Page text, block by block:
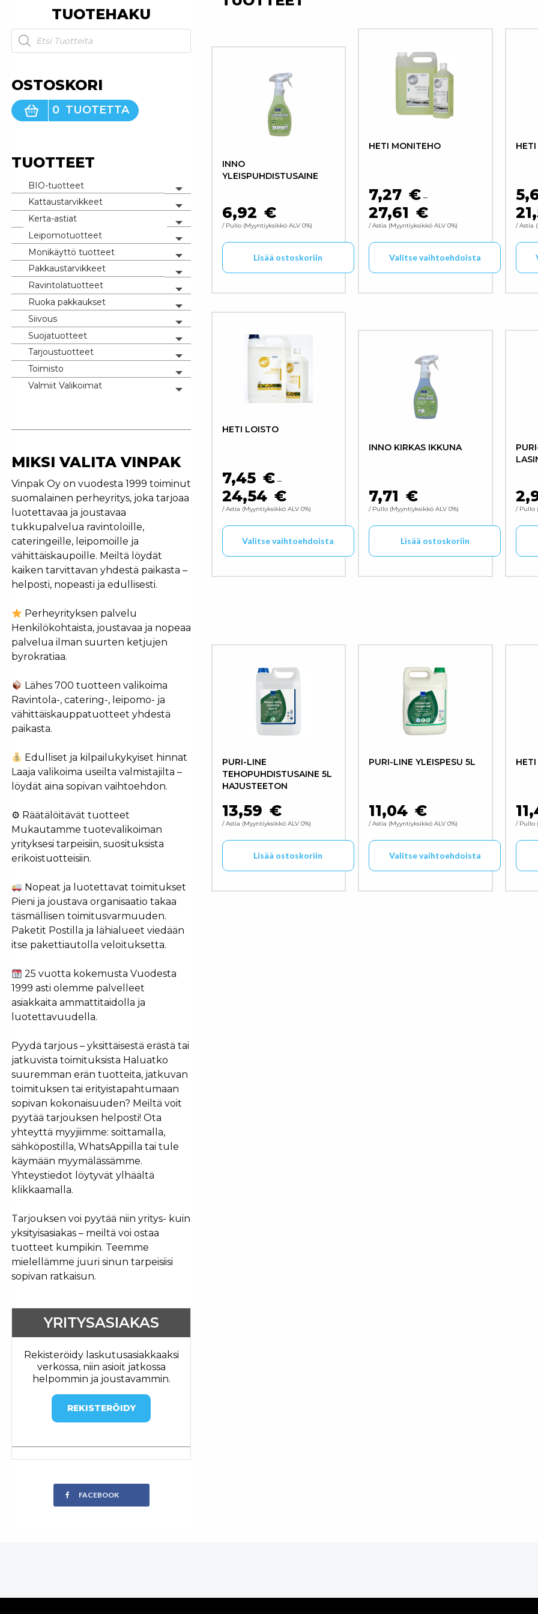
TUOTEHAKU
Products search
OSTOSKORI
0 TUOTETTA
TUOTTEET
BIO-tuotteet
Toggle menu
Kattaustarvikkeet
Toggle menu
Kerta-astiat
Toggle menu
Leipomotuotteet
Toggle menu
Monikäyttö tuotteet
Toggle menu
Pakkaustarvikkeet
Toggle menu
Ravintolatuotteet
Toggle menu
Ruoka pakkaukset
Toggle menu
Siivous
Toggle menu
Suojatuotteet
Toggle menu
Tarjoustuotteet
Toggle menu
Toimisto
Toggle menu
Valmiit Valikoimat
Toggle menu
MIKSI VALITA VINPAK
Vinpak Oy on vuodesta 1999 toiminut
suomalainen perheyritys, joka tarjoaa
luotettavaa ja joustavaa
tukkupalvelua ravintoloille,
cateringeille, leipomoille ja
vähittäiskaupoille. Meiltä löydät
kaiken tarvittavan yhdestä paikasta –
helposti, nopeasti ja edullisesti.
Perheyrityksen palvelu
Henkilökohtaista, joustavaa ja nopeaa
palvelua ilman suurten ketjujen
byrokratiaa.
Lähes 700 tuotteen valikoima
Ravintola-, catering-, leipomo- ja
vähittäiskauppatuotteet yhdestä
paikasta.
Edulliset ja kilpailukykyiset hinnat
Laaja valikoima useilta valmistajilta –
löydät aina sopivan vaihtoehdon.
⚙ Räätälöitävät tuotteet
Mukautamme tuotevalikoiman
yrityksesi tarpeisiin, suosituksista
erikoistuotteisiin.
Nopeat ja luotettavat toimitukset
Pieni ja joustava organisaatio takaa
täsmällisen toimitusvarmuuden.
Paketit Postilla ja lähialueet viedään
itse pakettiautolla veloituksetta.
25 vuotta kokemusta Vuodesta
1999 asti olemme palvelleet
asiakkaita ammattitaidolla ja
luotettavuudella.
Pyydä tarjous – yksittäisestä erästä tai
jatkuvista toimituksista Haluatko
suuremman erän tuotteita, jatkuvan
toimituksen tai erityistapahtumaan
sopivan kokonaisuuden? Meiltä voit
pyytää tarjouksen helposti! Ota
yhteyttä myyjiimme: soittamalla,
sähköpostilla, WhatsAppilla tai tule
käymään myymälässämme.
Yhteystiedot löytyvät ylhäältä
klikkaamalla.
Tarjouksen voi pyytää niin yritys- kuin
yksityisasiakas – meiltä voi ostaa
tuotteet kumpikin. Teemme
mielellämme juuri sinun tarpeisiisi
sopivan ratkaisun.
YRITYSASIAKAS
Rekisteröidy laskutusasiakkaaksi
verkossa, niin asioit jatkossa
helpommin ja joustavammin.
REKISTERÖIDY
FACEBOOK
INNO
YLEISPUHDISTUSAINE
6,92 €
/ Pullo Myyntiyksikkö ALV 0%
Lisää ostoskoriin
HETI MONITEHO
7,27 € –
27,61 €HINTALUOKKA: 7,27 € -
/ Astia Myyntiyksikkö ALV 0%
Valitse vaihtoehdoista
/ Astia
HETI LOISTO
7,45 € –
24,54 €HINTALUOKKA: 7,45 € - 24,54 €
/ Astia Myyntiyksikkö ALV 0%
Valitse vaihtoehdoista
INNO KIRKAS IKKUNA
7,71 €
/ Pullo Myyntiyksikkö ALV 0%
Lisää ostoskoriin
/ Pullo
PURI-LINE
TEHOPUHDISTUSAINE 5L
HAJUSTEETON
13,59 €
/ Astia Myyntiyksikkö ALV 0%
Lisää ostoskoriin
PURI-LINE YLEISPESU 5L
11,04 €
/ Astia Myyntiyksikkö ALV 0%
Valitse vaihtoehdoista
/ Pullo